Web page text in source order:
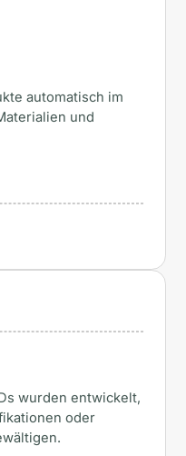
automatisch im
und
wurden entwickelt,
oder